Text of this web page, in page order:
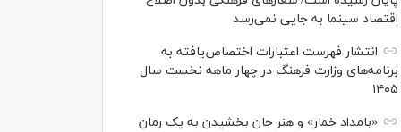
اقتصاد سینما به جایی نمی‌رسد
انتشار فهرست اعتبارات اختصاص‌یافته به
برنامه‌های وزارت فرهنگ در چهار ماهه نخست سال
۱۴۰۵
«بامداد خمار» و هنر جان بخشیدن به یک رمان